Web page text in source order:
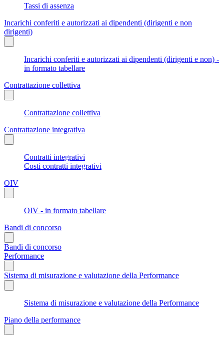
Tassi di assenza
Incarichi conferiti e autorizzati ai dipendenti (dirigenti e non
dirigenti)
Incarichi conferiti e autorizzati ai dipendenti (dirigenti e non) -
in formato tabellare
Contrattazione collettiva
Contrattazione collettiva
Contrattazione integrativa
Contratti integrativi
Costi contratti integrativi
OIV
OIV - in formato tabellare
Bandi di concorso
Bandi di concorso
Performance
Sistema di misurazione e valutazione della Performance
Sistema di misurazione e valutazione della Performance
Piano della performance